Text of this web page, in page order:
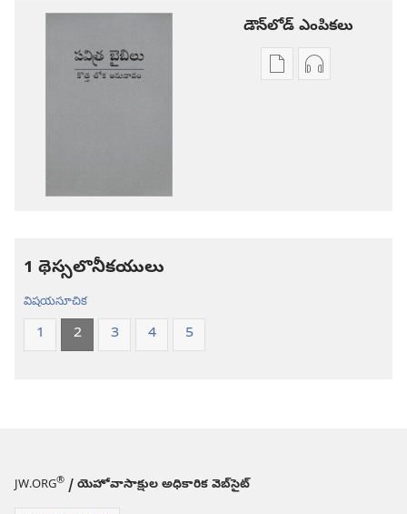
డౌన్‌లోడ్‌ ఎంపికలు
ప్రచురణలఆడియో
1 థెస్సలొనీకయులు
విషయసూచిక
1 2 3 4 5
JW.ORG® / యెహోవాసాక్షుల అధికారిక వెబ్‌సైట్‌